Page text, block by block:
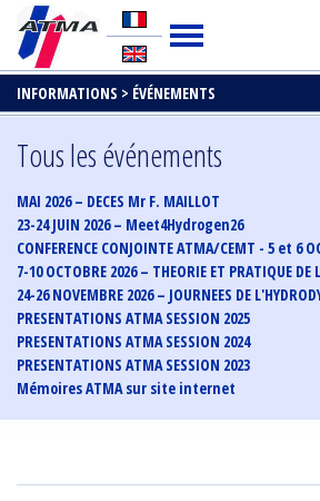
INFORMATIONS > ÉVÉNEMENTS
Tous les événements
MAI 2026 – DECES Mr F. MAILLOT
23-24 JUIN 2026 – Meet4Hydrogen26
CONFERENCE CONJOINTE ATMA/CEMT - 5 et 6
7-10 OCTOBRE 2026 – THEORIE ET PRATIQUE
24-26 NOVEMBRE 2026 – JOURNEES DE
PRESENTATIONS ATMA SESSION 2025
PRESENTATIONS ATMA SESSION 2024
PRESENTATIONS ATMA SESSION 2023
Mémoires ATMA sur site internet